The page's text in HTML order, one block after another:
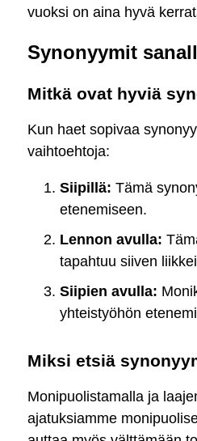
vuoksi on aina hyvä
Synonyymit
Mitkä ovat hyviä
Kun haet sopivaa
vaihtoehtoja:
Siipillä: Tämä
etenemiseen.
Lennon avulla:
tapahtuu siiven
Siipien avulla:
yhteistyöhön
Miksi etsiä
Monipuolistamalla ja
ajatuksiamme